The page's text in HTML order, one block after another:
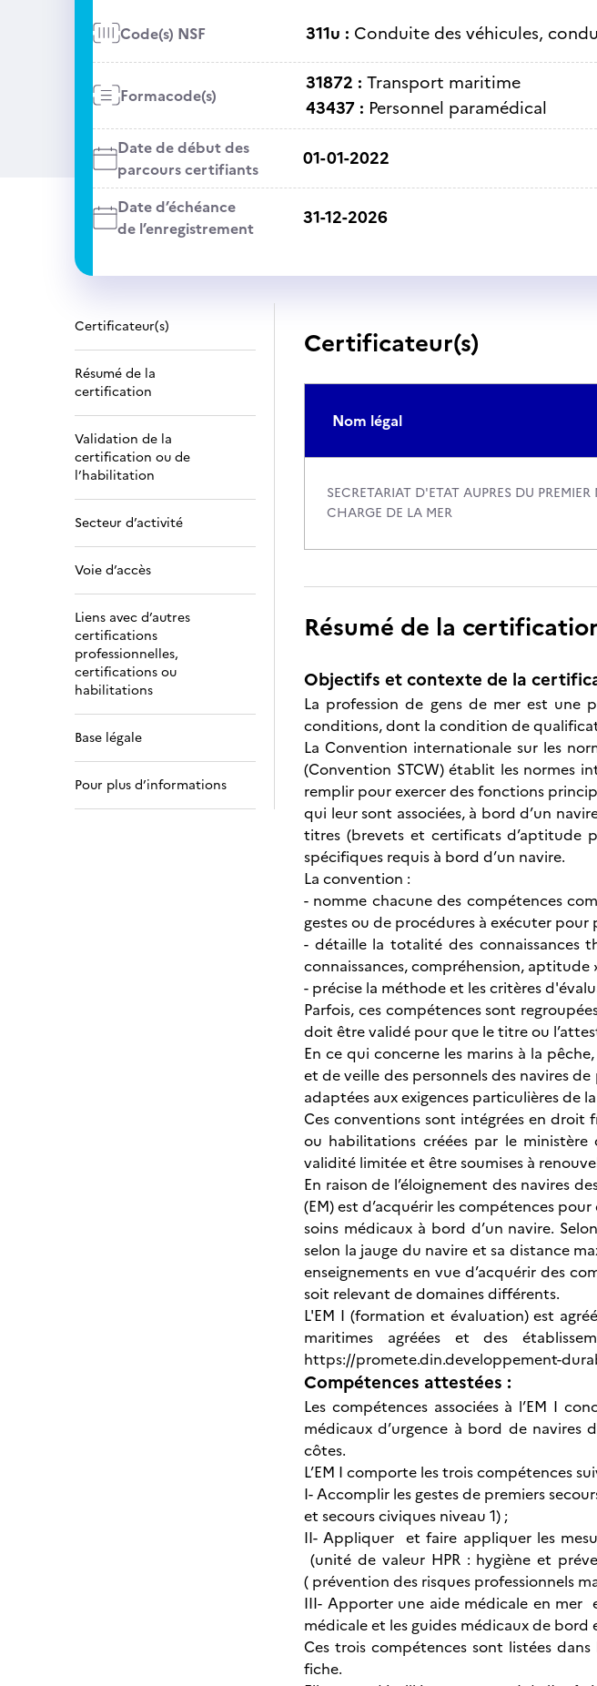
Code(s) NSF 311u : Conduite des véhicules,
Formacode(s)
31872 : Transport maritime
43437 : Personnel paramédical
Date de début des
parcours certifiants
01-01-2022
Date d’échéance
de l’enregistrement
31-12-2026
Certificateur(s)
Résumé de la
certification
Validation de la
certification ou de
l’habilitation
Secteur d’activité
Voie d’accès
Liens avec d’autres
certifications
professionnelles,
certifications ou
habilitations
Base légale
Pour plus d’informations
Certificateur(s)
Nom légal
SECRETARIAT D'ETAT AUPRES DU PREMIER
CHARGE DE LA MER
Résumé de la
Objectifs et contexte de la
La profession de gens de mer est une
conditions, dont la condition de
La Convention internationale sur les
(Convention STCW) établit les normes
remplir pour exercer des fonctions
qui leur sont associées, à bord d’un
titres (brevets et certificats d’aptitude
spécifiques requis à bord d’un navire.
La convention :
- nomme chacune des compétences
gestes ou de procédures à exécuter
- détaille la totalité des connaissances
connaissances, compréhension, aptitude
- précise la méthode et les critères
Parfois, ces compétences sont
doit être validé pour que le titre ou
En ce qui concerne les marins à la
et de veille des personnels des navires
adaptées aux exigences particulières de
Ces conventions sont intégrées en droit
ou habilitations créées par le
validité limitée et être soumises à
En raison de l’éloignement des navires
(EM) est d’acquérir les compétences
soins médicaux à bord d’un navire.
selon la jauge du navire et sa distance
enseignements en vue d’acquérir des
soit relevant de domaines différents.
L'EM I (formation et évaluation) est
maritimes agréées et des
https://promete.din.developpement-
Compétences attestées :
Les compétences associées à l’EM I
médicaux d’urgence à bord de navires
côtes.
L’EM I comporte les trois compétences
I- Accomplir les gestes de premiers
et secours civiques niveau 1) ;
II- Appliquer et faire appliquer les
(unité de valeur HPR : hygiène et
( prévention des risques professionnels
III- Apporter une aide médicale en mer
médicale et les guides médicaux de
Ces trois compétences sont listées
fiche.